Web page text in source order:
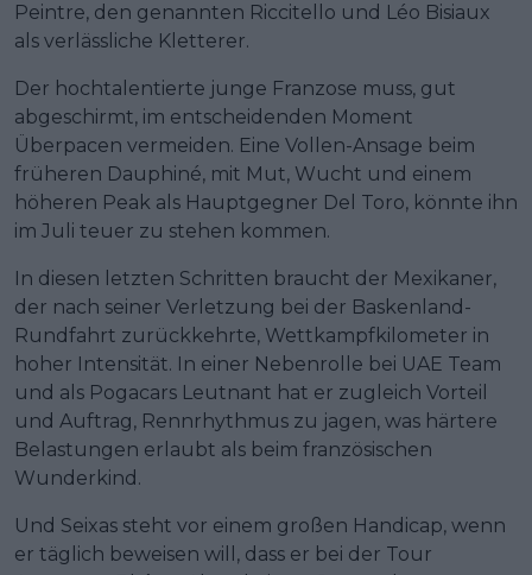
Peintre, den genannten Riccitello und Léo Bisiaux
als verlässliche Kletterer.
Der hochtalentierte junge Franzose muss, gut
abgeschirmt, im entscheidenden Moment
Überpacen vermeiden. Eine Vollen-Ansage beim
früheren Dauphiné, mit Mut, Wucht und einem
höheren Peak als Hauptgegner Del Toro, könnte ihn
im Juli teuer zu stehen kommen.
In diesen letzten Schritten braucht der Mexikaner,
der nach seiner Verletzung bei der Baskenland-
Rundfahrt zurückkehrte, Wettkampfkilometer in
hoher Intensität. In einer Nebenrolle bei UAE Team
und als Pogacars Leutnant hat er zugleich Vorteil
und Auftrag, Rennrhythmus zu jagen, was härtere
Belastungen erlaubt als beim französischen
Wunderkind.
Und Seixas steht vor einem großen Handicap, wenn
er täglich beweisen will, dass er bei der Tour